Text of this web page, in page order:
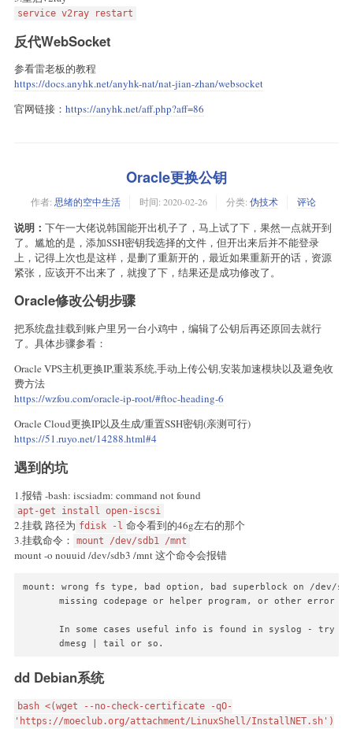
  }],
  "routing": {
    "rules": [
      {
        "type": "field",
        "ip": ["geoip:private"],
        "outboundTag": "blocked"
      }
service v2ray restart
反代WebSocket
参看雷老板的教程
https://docs.anyhk.net/anyhk-nat/nat-jian-zhan/websocket
官网链接： https://anyhk.net/aff.php?aff=86
Oracle更换公钥
作者: 思绪的空中生活 时间: 2020-02-26 分类: 伪技术 评论
说明： 下午一大佬说韩国能开出机子了，马上试了下，果然一点就开到
了。尴尬的是，添加SSH密钥我选择的文件，但开出来后并不能登录
上，记得上次也是这样，是删了重新开的，最近如果重新开的话，资源
紧张，应该开不出来了，就搜了下，结果还是成功修改了。
Oracle修改公钥步骤
把系统盘挂载到账户里另一台小鸡中，编辑了公钥后再还原回去就行
了。具体步骤参看：
Oracle VPS主机更换IP,重装系统,手动上传公钥,安装加速模块以及避免收
费方法
https://wzfou.com/oracle-ip-root/#ftoc-heading-6
Oracle Cloud更换IP以及生成/重置SSH密钥(亲测可行)
https://51.ruyo.net/14288.html#4
遇到的坑
1.报错 -bash: iscsiadm: command not found
apt-get install open-iscsi
2.挂载 路径为 fdisk -l 命令看到的46g左右的那个
3.挂载命令：
mount /dev/sdb1 /mnt
mount -o nouuid /dev/sdb3 /mnt 这个命令会报错
mount: wrong fs type, bad option, bad superblock on /dev/
       missing codepage or helper program, or other error
       In some cases useful info is found in syslog - try
       dmesg | tail or so.
dd Debian系统
bash <(wget --no-check-certificate -qO-
'https://moeclub.org/attachment/LinuxShell/InstallNET.sh')